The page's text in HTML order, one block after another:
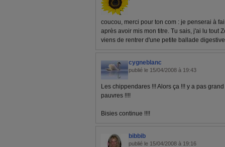
coucou, merci pour ton com : je penserai à
après avoir mis mon titre. Tu sais, j'ai lu tout
viens de rentrer d'une petite ballade
cygneblanc
publié le 15/04/2008 à 19:43
Les chippendares !!! Alors ça !!! y a pas
pauvres !!!!
Bisies continue !!!!
bibbib
publié le 15/04/2008 à 19:16